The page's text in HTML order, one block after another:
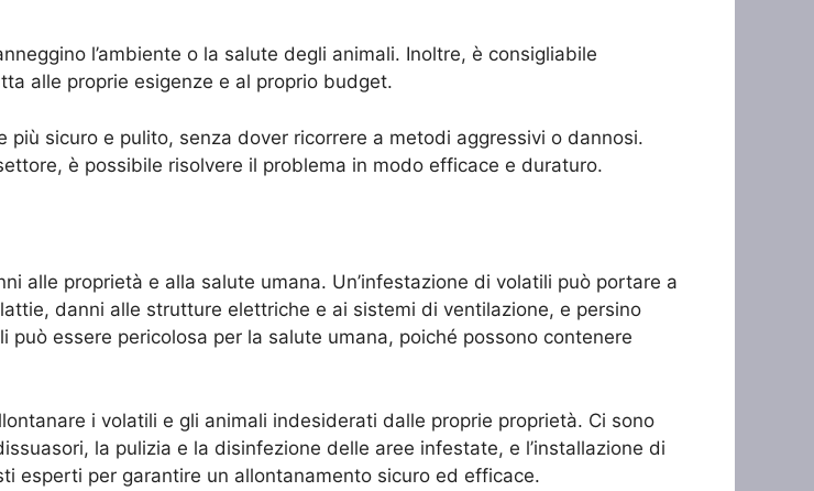
l’ambiente o la salute degli animali. Inoltre, è consigliabile
alle proprie esigenze e al proprio budget.
sicuro e pulito, senza dover ricorrere a metodi aggressivi o dannosi.
è possibile risolvere il problema in modo efficace e duraturo.
alle proprietà e alla salute umana. Un’infestazione di volatili può portare a
danni alle strutture elettriche e ai sistemi di ventilazione, e persino
essere pericolosa per la salute umana, poiché possono contenere
i volatili e gli animali indesiderati dalle proprie proprietà. Ci sono
la pulizia e la disinfezione delle aree infestate, e l’installazione di
esperti per garantire un allontanamento sicuro ed efficace.